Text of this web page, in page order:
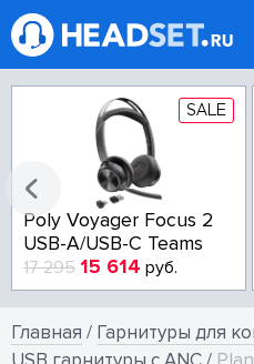
SALE
Poly Voyager Focus 2
USB-A/USB-C Teams
17 295 15 614 руб.
Главная / Гарнитуры для